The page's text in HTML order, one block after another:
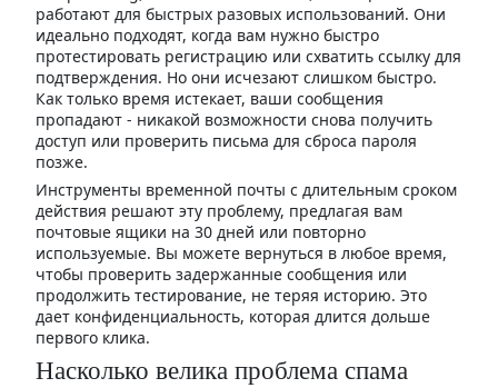
работают для быстрых разовых использований. Они
идеально подходят, когда вам нужно быстро
протестировать регистрацию или схватить ссылку для
подтверждения. Но они исчезают слишком быстро.
Как только время истекает, ваши сообщения
пропадают - никакой возможности снова получить
доступ или проверить письма для сброса пароля
позже.
Инструменты временной почты с длительным сроком
действия решают эту проблему, предлагая вам
почтовые ящики на 30 дней или повторно
используемые. Вы можете вернуться в любое время,
чтобы проверить задержанные сообщения или
продолжить тестирование, не теряя историю. Это
дает конфиденциальность, которая длится дольше
первого клика.
Насколько велика проблема спама